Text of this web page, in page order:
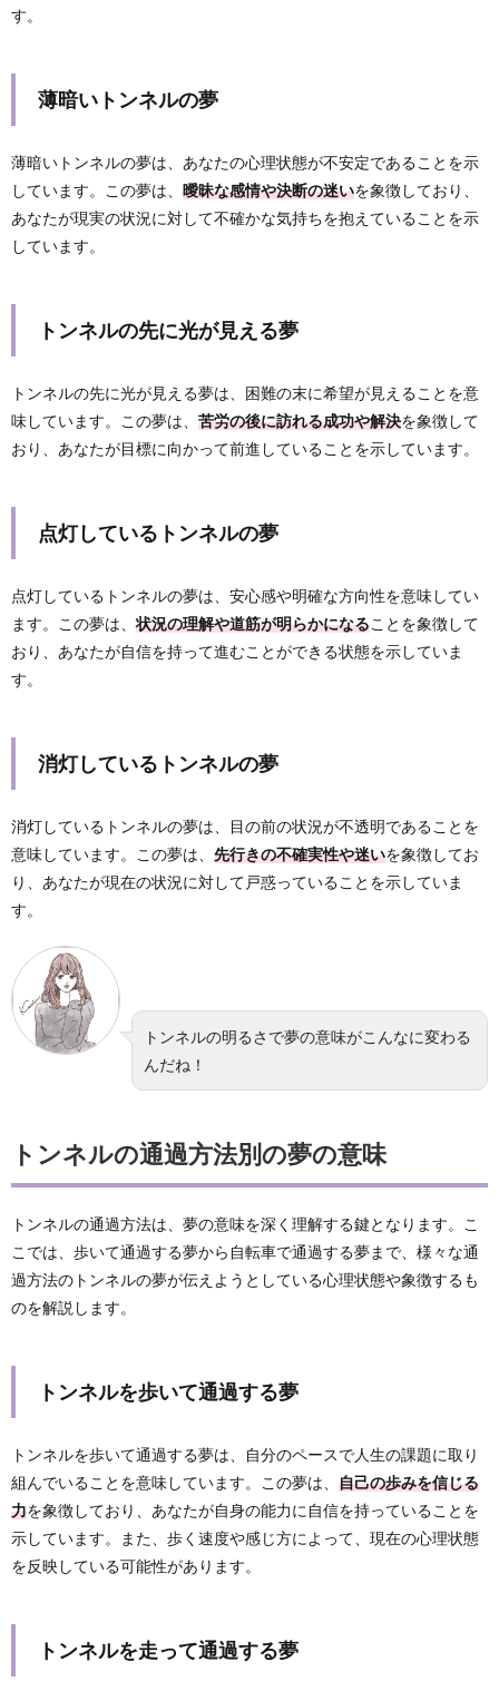
す。
薄暗いトンネルの夢
薄暗いトンネルの夢は、あなたの心理状態が不安定であることを示
しています。この夢は、 曖昧な感情や決断の迷いを象徴しており、
あなたが現実の状況に対して不確かな気持ちを抱えていることを示
しています。
トンネルの先に光が見える夢
トンネルの先に光が見える夢は、困難の末に希望が見えることを意
味しています。この夢は、 苦労の後に訪れる成功や解決を象徴して
おり、あなたが目標に向かって前進していることを示しています。
点灯しているトンネルの夢
点灯しているトンネルの夢は、安心感や明確な方向性を意味してい
ます。この夢は、状況の理解や道筋が明らかになることを象徴して
おり、あなたが自信を持って進むことができる状態を示していま
す。
消灯しているトンネルの夢
消灯しているトンネルの夢は、目の前の状況が不透明であることを
意味しています。この夢は、 先行きの不確実性や迷いを象徴してお
り、あなたが現在の状況に対して戸惑っていることを示していま
す。
トンネルの明るさで夢の意味がこんなに変わる
んだね！
トンネルの通過方法別の夢の意味
トンネルの通過方法は、夢の意味を深く理解する鍵となります。こ
こでは、歩いて通過する夢から自転車で通過する夢まで、様々な通
過方法のトンネルの夢が伝えようとしている心理状態や象徴するも
のを解説します。
トンネルを歩いて通過する夢
トンネルを歩いて通過する夢は、自分のペースで人生の課題に取り
組んでいることを意味しています。この夢は、 自己の歩みを信じる
力を象徴しており、あなたが自身の能力に自信を持っていることを
示しています。また、歩く速度や感じ方によって、現在の心理状態
を反映している可能性があります。
トンネルを走って通過する夢